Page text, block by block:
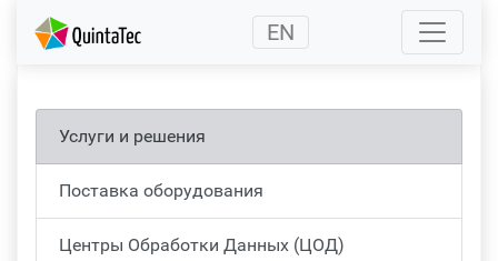
(current) EN
Услуги и решения
Поставка оборудования
Центры Обработки Данных (ЦОД)